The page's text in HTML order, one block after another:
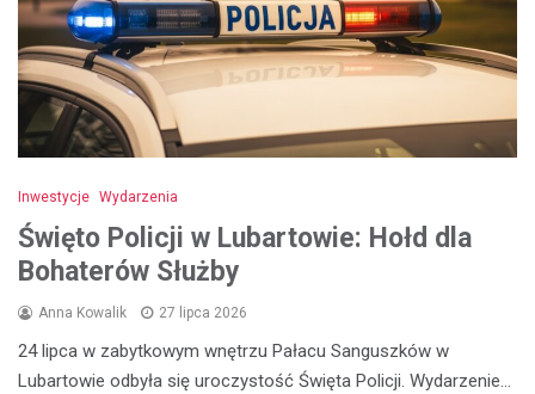
Inwestycje Wydarzenia
Święto Policji w Lubartowie: Hołd dla
Bohaterów Służby
Anna Kowalik 27 lipca 2026
24 lipca w zabytkowym wnętrzu Pałacu Sanguszków w
Lubartowie odbyła się uroczystość Święta Policji. Wydarzenie…